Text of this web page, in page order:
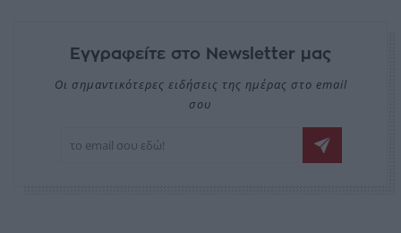
Εγγραφείτε στο Newsletter μας
Οι σημαντικότερες ειδήσεις της ημέρας στο email
σου